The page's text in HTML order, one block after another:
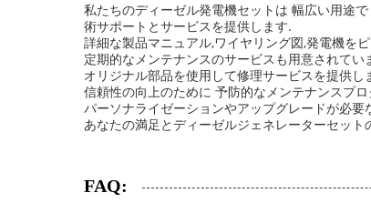
私たちのディーゼル発電機セットは 幅広い用途
術サポートとサービスを提供します.
詳細な製品マニュアル,ワイヤリング図,発電機を
定期的なメンテナンスのサービスも用意されて
オリジナル部品を使用して修理サービスを提供し
信頼性の向上のために 予防的なメンテナンスプ
パーソナライゼーションやアップグレードが必
あなたの満足とディーゼルジェネレーターセッ
FAQ: